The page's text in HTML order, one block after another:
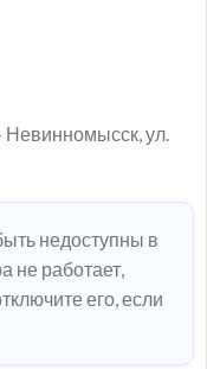
Невинномысск, ул.
недоступны в
не работает,
его, если